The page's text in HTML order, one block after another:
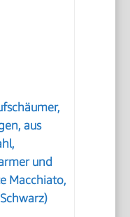
aus
und
Macchiato,